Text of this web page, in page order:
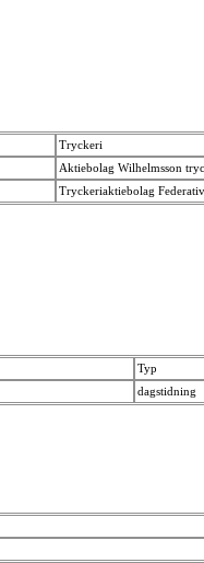
Tryckeri
Aktiebolag Wilhelmsson
Tryckeriaktiebolag
Typ
dagstidning